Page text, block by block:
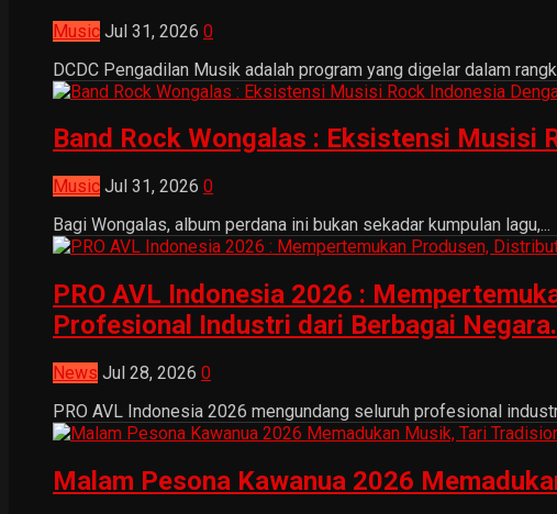
Music Jul 31, 2026 0
DCDC Pengadilan Musik adalah program yang digelar dalam
Band Rock Wongalas : Eksistensi Musisi
Music Jul 31, 2026 0
Bagi Wongalas, album perdana ini bukan sekadar kumpulan lagu,...
PRO AVL Indonesia 2026 :
Profesional Industri dari Berbagai Negara.
News Jul 28, 2026 0
PRO AVL Indonesia 2026 mengundang seluruh profesional
Malam Pesona Kawanua 2026